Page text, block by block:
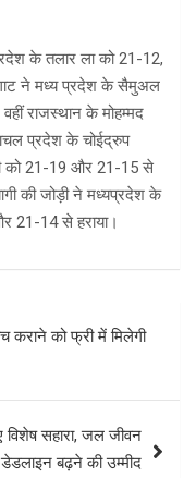
के तलार ला को 21-12,
ने मध्य प्रदेश के सैमुअल
राजस्थान के मोहम्मद
प्रदेश के चोईद्रुप
को 21-19 और 21-15 से
की जोड़ी ने मध्यप्रदेश के
21-14 से हराया।
कराने को फ्री में मिलेगी
विशेष सहारा, जल जीवन
बढ़ने की उम्मीद